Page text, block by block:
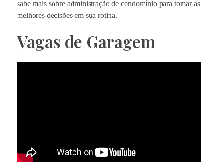
sabe mais sobre administração de condomínio para tomar as
melhores decisões em sua rotina.
Vagas de Garagem